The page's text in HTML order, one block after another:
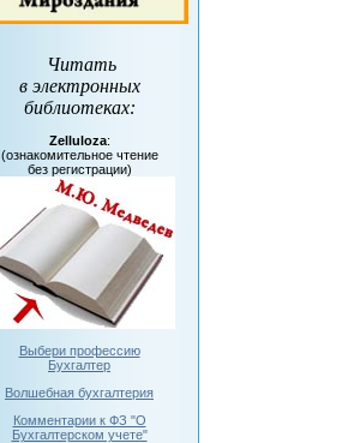
Читать
в электронных
библиотеках:
Zelluloza:
(ознакомительное чтение
без регистрации)
Выбери профессию
Бухгалтер
Волшебная бухгалтерия
Комментарии к ФЗ "О
Бухгалтерском учете"